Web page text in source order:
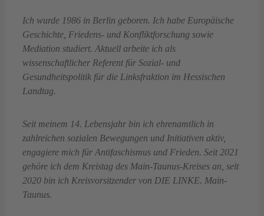
Ich wurde 1986 in Berlin geboren. Ich habe Europäische
Geschichte, Friedens- und Konfliktforschung sowie
Mediation studiert. Aktuell arbeite ich als
wissenschaftlicher Referent für Sozial- und
Gesundheitspolitik für die Linksfraktion im Hessischen
Landtag.
Seit meinem 14. Lebensjahr bin ich ehrenamtlich in
zahlreichen sozialen Bewegungen und Initiativen aktiv,
engagiere mich für Antifaschismus und Frieden. Seit 2021
gehöre ich dem Kreistag des Main-Taunus-Kreises an, seit
2020 bin ich Kreisvorsitzender von DIE LINKE. Main-
Taunus.